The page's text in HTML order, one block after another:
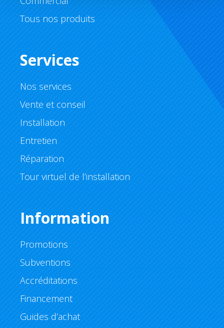
Tous nos produits
Services
Nos services
Vente et conseil
Installation
Entretien
Réparation
Tour virtuel de l’installation
Information
Promotions
Subventions
Accréditations
Financement
Guides d’achat